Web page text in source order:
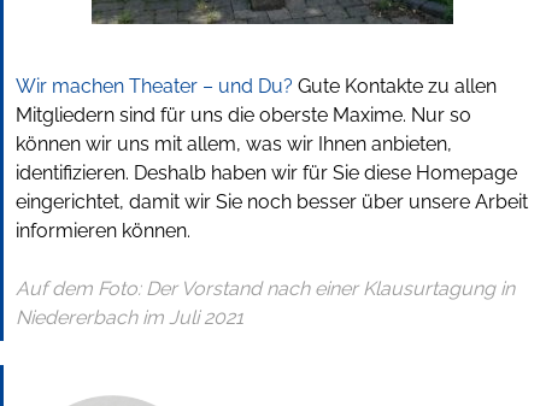
Wir machen Theater – und Du? Gute Kontakte zu allen
Mitgliedern sind für uns die oberste Maxime. Nur so
können wir uns mit allem, was wir Ihnen anbieten,
identifizieren. Deshalb haben wir für Sie diese Homepage
eingerichtet, damit wir Sie noch besser über unsere Arbeit
informieren können.
Auf dem Foto: Der Vorstand nach einer Klausurtagung in
Niedererbach im Juli 2021